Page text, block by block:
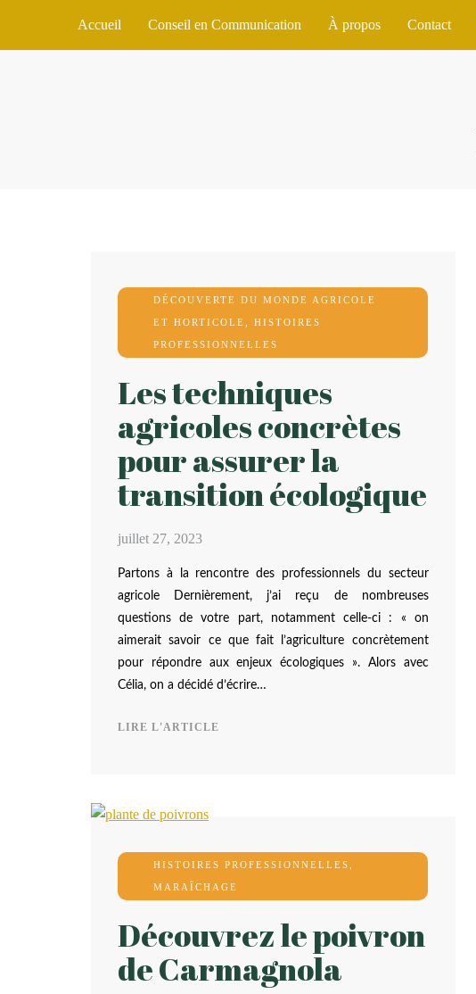
Accueil Conseil en Communication À propos Contact
DÉCOUVERTE DU MONDE AGRICOLE
ET HORTICOLE HISTOIRES
PROFESSIONNELLES
Les techniques
agricoles concrètes
pour assurer la
transition écologique
juillet 27, 2023
Partons à la rencontre des professionnels du secteur
agricole Dernièrement, j’ai reçu de nombreuses
questions de votre part, notamment celle-ci : « on
aimerait savoir ce que fait l’agriculture concrètement
pour répondre aux enjeux écologiques ». Alors avec
Célia, on a décidé d’écrire…
LIRE L'ARTICLE
HISTOIRES PROFESSIONNELLES
MARAÎCHAGE
Découvrez le poivron
de Carmagnola